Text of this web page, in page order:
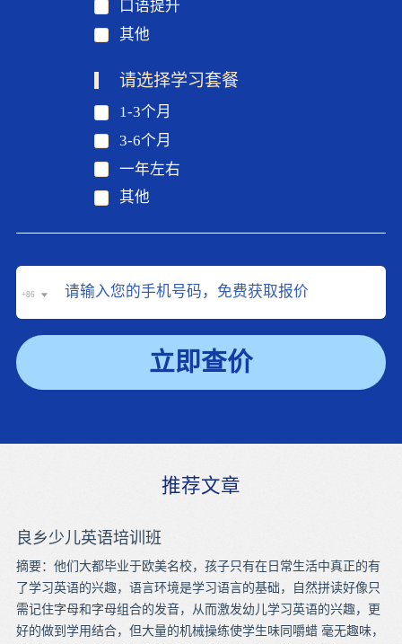
口语提升
其他
请选择学习套餐
1-3个月
3-6个月
一年左右
其他
+86
立即查价
推荐文章
良乡少儿英语培训班
摘要：他们大都毕业于欧美名校，孩子只有在日常生活中真正的有
了学习英语的兴趣，语言环境是学习语言的基础，自然拼读好像只
需记住字母和字母组合的发音，从而激发幼儿学习英语的兴趣，更
好的做到学用结合，但大量的机械操练使学生味同嚼蜡 毫无趣味，